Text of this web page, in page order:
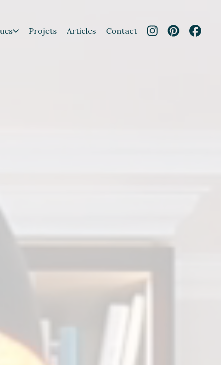
Projets Articles Contact